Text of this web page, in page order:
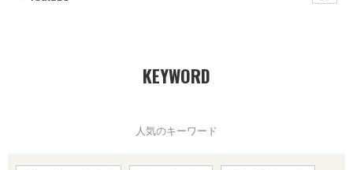
KEYWORD
人気のキーワード